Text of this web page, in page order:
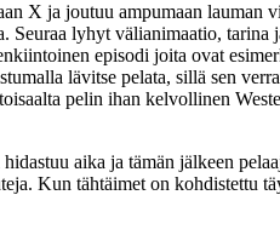
X ja joutuu ampumaan lauman
Seuraa lyhyt välianimaatio, tarina
episodi joita ovat
lävitse pelata, sillä sen
pelin ihan kelvollinen
aika ja tämän jälkeen
Kun tähtäimet on kohdistettu